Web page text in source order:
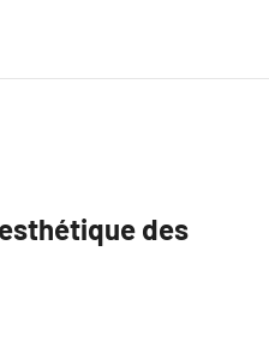
des